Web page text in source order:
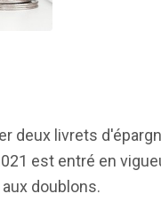
deux livrets
est entré en
doublons.